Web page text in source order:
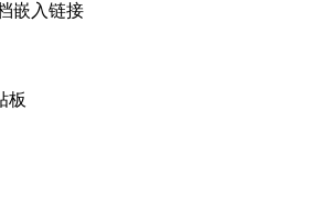
嵌入链接
板